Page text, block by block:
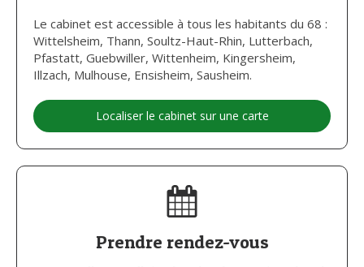
Le cabinet est accessible à tous les habitants du 68 :
Wittelsheim, Thann, Soultz-Haut-Rhin, Lutterbach,
Pfastatt, Guebwiller, Wittenheim, Kingersheim,
Illzach, Mulhouse, Ensisheim, Sausheim.
Localiser le cabinet sur une carte
Prendre rendez-vous